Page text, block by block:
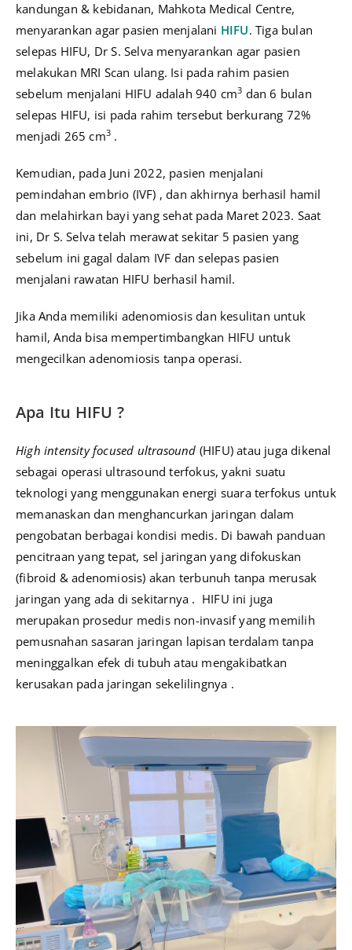
kandungan & kebidanan, Mahkota Medical Centre,
menyarankan agar pasien menjalani HIFU. Tiga bulan
selepas HIFU, Dr S. Selva menyarankan agar pasien
melakukan MRI Scan ulang. Isi pada rahim pasien
sebelum menjalani HIFU adalah 940 cm3 dan 6 bulan
selepas HIFU, isi pada rahim tersebut berkurang 72%
menjadi 265 cm3 .
Kemudian, pada Juni 2022, pasien menjalani
pemindahan embrio (IVF) , dan akhirnya berhasil hamil
dan melahirkan bayi yang sehat pada Maret 2023. Saat
ini, Dr S. Selva telah merawat sekitar 5 pasien yang
sebelum ini gagal dalam IVF dan selepas pasien
menjalani rawatan HIFU berhasil hamil.
Jika Anda memiliki adenomiosis dan kesulitan untuk
hamil, Anda bisa mempertimbangkan HIFU untuk
mengecilkan adenomiosis tanpa operasi.
Apa Itu HIFU ?
High intensity focused ultrasound (HIFU)atau juga dikenal
sebagai operasi ultrasound terfokus, yakni suatu
teknologi yang menggunakan energi suara terfokus untuk
memanaskan dan menghancurkan jaringan dalam
pengobatan berbagai kondisi medis. Di bawah panduan
pencitraan yang tepat, sel jaringan yang difokuskan
(fibroid & adenomiosis) akan terbunuh tanpa merusak
jaringan yang ada di sekitarnya . HIFU ini juga
merupakan prosedur medis non-invasif yang memilih
pemusnahan sasaran jaringan lapisan terdalam tanpa
meninggalkan efek di tubuh atau mengakibatkan
kerusakan pada jaringan sekelilingnya .